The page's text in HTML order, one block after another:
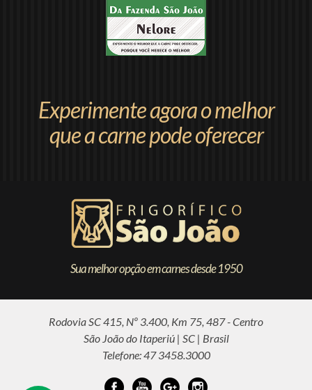
Experimente agora o melhor
que a carne pode oferecer
Sua melhor opção em carnes desde 1950
Rodovia SC 415, Nº 3.400, Km 75, 487 - Centro
São João do Itaperiú | SC | Brasil
Telefone: 47 3458.3000